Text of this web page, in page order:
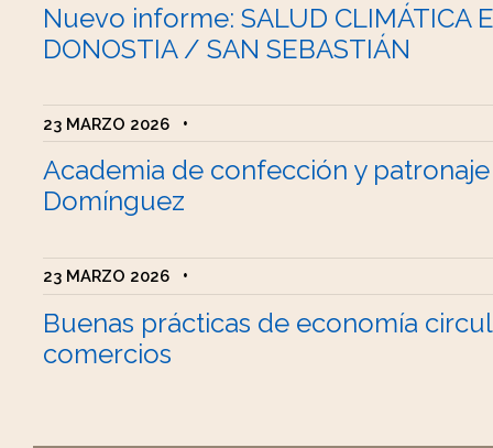
Nuevo informe: SALUD CLIMÁTICA
DONOSTIA / SAN SEBASTIÁN
23 MARZO 2026 •
Academia de confección y
Domínguez
23 MARZO 2026 •
Buenas prácticas de economía
comercios